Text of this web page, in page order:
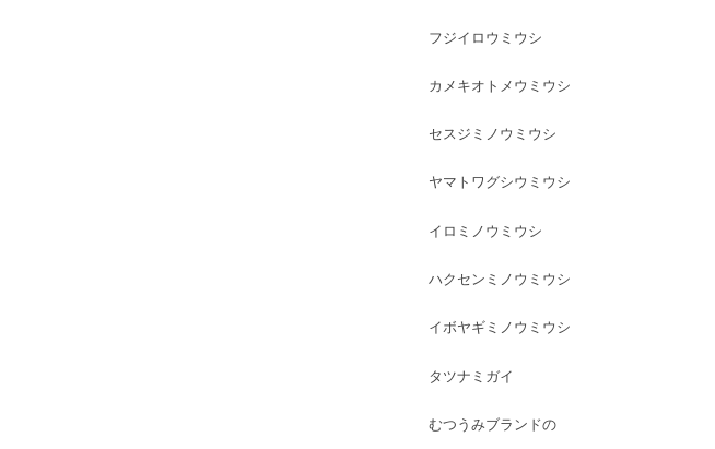
フジイロウミウシ
カメキオトメウミウシ
セスジミノウミウシ
ヤマトワグシウミウシ
イロミノウミウシ
ハクセンミノウミウシ
イボヤギミノウミウシ
タツナミガイ
むつうみブランドの